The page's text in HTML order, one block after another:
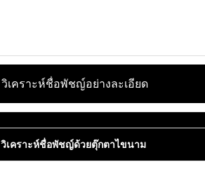
วิเคราะห์ชื่อพัชญ์อย่างละเอียด
วิเคราะห์ชื่อพัชญ์ด้วยตุ๊กตาไขนาม